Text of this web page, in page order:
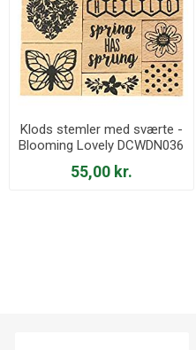
Klods stemler med sværte -
Blooming Lovely DCWDN036
55,00 kr.